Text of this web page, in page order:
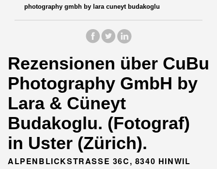
photography gmbh by lara cuneyt budakoglu
Rezensionen über CuBu
Photography GmbH by
Lara & Cüneyt
Budakoglu. (Fotograf)
in Uster (Zürich).
ALPENBLICKSTRASSE 36C, 8340 HINWIL